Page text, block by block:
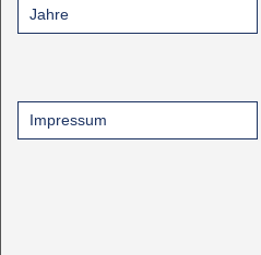
Jahre
Impressum